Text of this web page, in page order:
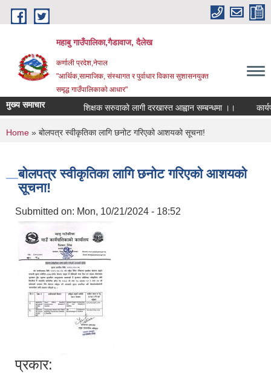
Skip to main content
महाबु गाउँपालिका,गैडावाज, दैलेख
कर्णाली प्रदेश,नेपाल
"आर्थिक,सामाजिक, संस्थागत र पुर्वाधार विकास सुशासनयुक्त
समृद्ध गाउँपालिकाकाे आधार"
मुख्य समाचार शिक्षक सरुवाको लागी दरखास्त आह्वान सम्बन्धमा ।।
You are here
Home » बोलपत्र स्वीकृतिका लागि छनोट गरिएको आशयको सूचना!
बोलपत्र स्वीकृतिका लागि छनोट गरिएको आशयको
सूचना!
Submitted on: Mon, 10/21/2024 - 18:52
प्रकार: